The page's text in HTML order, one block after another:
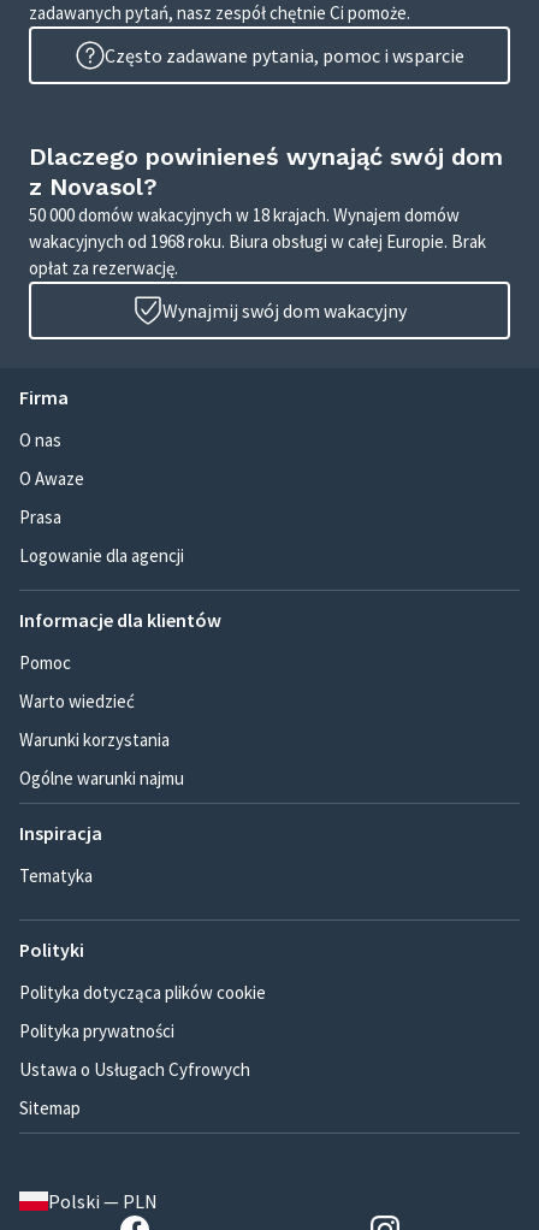
zadawanych pytań, nasz zespół chętnie Ci pomoże.
Często zadawane pytania, pomoc i wsparcie
Dlaczego powinieneś wynająć swój dom
z Novasol?
50 000 domów wakacyjnych w 18 krajach. Wynajem domów
wakacyjnych od 1968 roku. Biura obsługi w całej Europie. Brak
opłat za rezerwację.
Wynajmij swój dom wakacyjny
Firma
O nas
O Awaze
Prasa
Logowanie dla agencji
Informacje dla klientów
Pomoc
Warto wiedzieć
Warunki korzystania
Ogólne warunki najmu
Inspiracja
Tematyka
Polityki
Polityka dotycząca plików cookie
Polityka prywatności
Ustawa o Usługach Cyfrowych
Sitemap
Polski — PLN